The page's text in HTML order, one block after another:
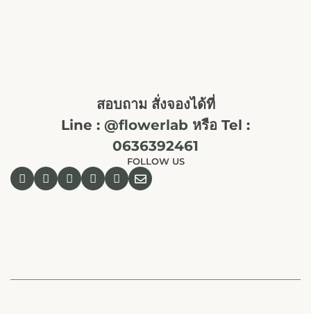
สอบถาม สั่งจองได้ที่
Line : @flowerlab หรือ Tel :
0636392461
FOLLOW US